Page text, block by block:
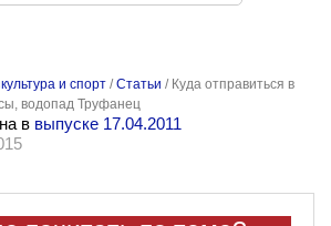
и спорт /Статьи / Куда отправиться в
водопад Труфанец
в выпуске 17.04.2011